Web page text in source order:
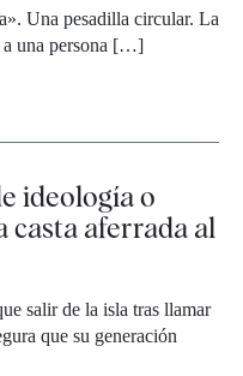
Una pesadilla circular. La
a una persona […]
ideología o
casta aferrada al
salir de la isla tras llamar
que su generación